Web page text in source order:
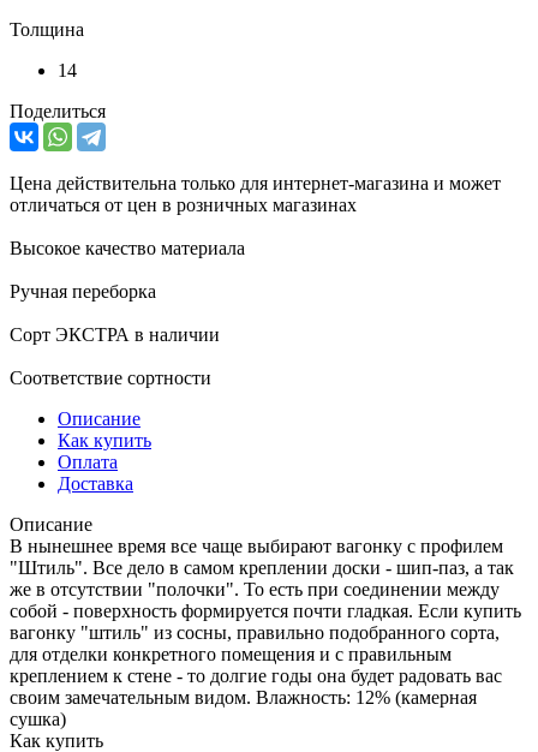
Толщина
14
Поделиться
Цена действительна только для интернет-магазина и может
отличаться от цен в розничных магазинах
Высокое качество материала
Ручная переборка
Сорт ЭКСТРА в наличии
Соответствие сортности
Описание
Как купить
Оплата
Доставка
Описание
В нынешнее время все чаще выбирают вагонку с профилем
"Штиль". Все дело в самом креплении доски - шип-паз, а так
же в отсутствии "полочки". То есть при соединении между
собой - поверхность формируется почти гладкая. Если купить
вагонку "штиль" из сосны, правильно подобранного сорта,
для отделки конкретного помещения и с правильным
креплением к стене - то долгие годы она будет радовать вас
своим замечательным видом. Влажность: 12% (камерная
сушка)
Как купить